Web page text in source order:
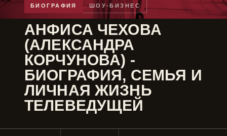
БИОГРАФИЯ ШОУ-БИЗНЕС
АНФИСА ЧЕХОВА
(АЛЕКСАНДРА
КОРЧУНОВА) -
БИОГРАФИЯ, СЕМЬЯ И
ЛИЧНАЯ ЖИЗНЬ
ТЕЛЕВЕДУЩЕЙ